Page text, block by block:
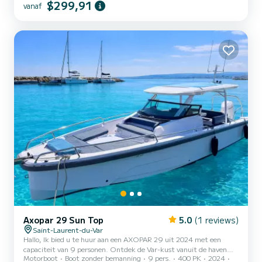
zonder twijfel het beste is. Met zijn 130 pk kunt u met deze RIB
snelheid maken op zee. Bovendien zullen degenen die de middagen
boot te vinden voor aangename ankerperiodes...
vanaf $299,91
Axopar 29 Sun Top 5.0 (1 reviews)
Saint-Laurent-du-Var
Hallo, Ik bied u te huur aan een AXOPAR 29 uit 2024 met een
capaciteit van 9 personen. Ontdek de Var-kust vanuit de haven
van Saint-Laurent-du-Var met deze kwaliteitsboot in zeer goede
Motorboot Boot zonder bemanning 9 pers. 400 PK
2024